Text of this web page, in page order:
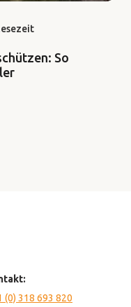
So
(0) 318 693 820